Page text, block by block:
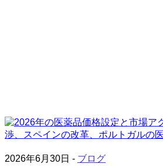
2026年6月30日 - ブログ